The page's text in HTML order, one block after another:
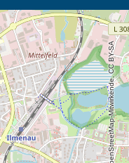
Tab (Karte)
© OpenStreetMap-Mitwirkende, CC BY-SA